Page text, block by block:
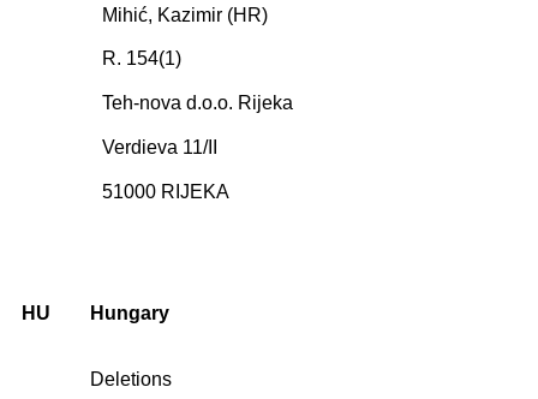
Mihić, Kazimir (HR)
R. 154(1)
Teh-nova d.o.o. Rijeka
Verdieva 11/II
51000 RIJEKA
HU Hungary
Deletions